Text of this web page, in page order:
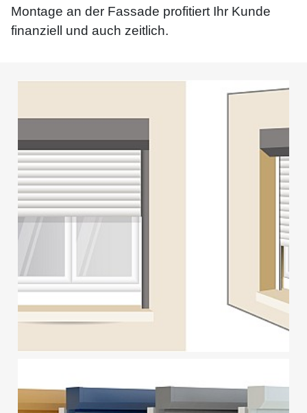
Montage an der Fassade profitiert Ihr Kunde
finanziell und auch zeitlich.